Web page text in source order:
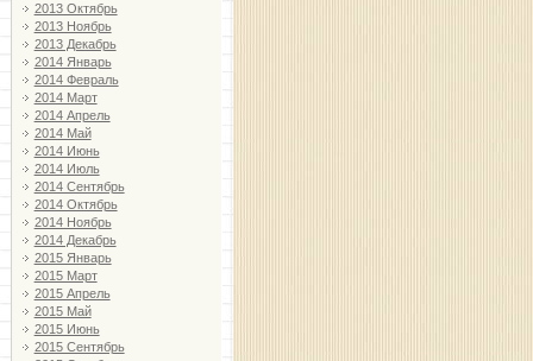
2013 Октябрь
2013 Ноябрь
2013 Декабрь
2014 Январь
2014 Февраль
2014 Март
2014 Апрель
2014 Май
2014 Июнь
2014 Июль
2014 Сентябрь
2014 Октябрь
2014 Ноябрь
2014 Декабрь
2015 Январь
2015 Март
2015 Апрель
2015 Май
2015 Июнь
2015 Сентябрь